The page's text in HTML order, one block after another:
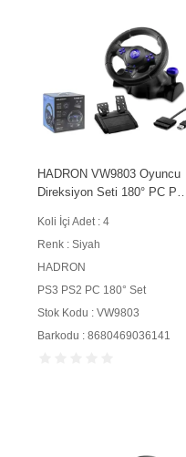
HADRON VW9803 Oyuncu
Direksiyon Seti 180° PC PS3
Koli İçi Adet : 4
Renk : Siyah
HADRON
PS3 PS2 PC 180° Set
Stok Kodu : VW9803
Barkodu : 8680469036141